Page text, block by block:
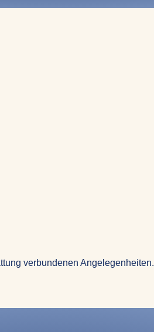
verbundenen Angelegenheiten.